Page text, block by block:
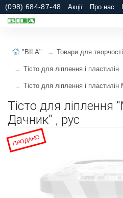
(098) 684-87-48 Акції Про нас
"BILA" Товари для творчості
Тісто для ліплення і пластилін
Тісто для ліплення і пластилін
Тісто для ліплення
Дачник" , рус
ПРОДАНО